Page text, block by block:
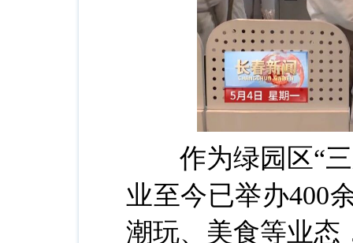
作为绿园区“三
业至今已举办400
潮玩、美食等业态